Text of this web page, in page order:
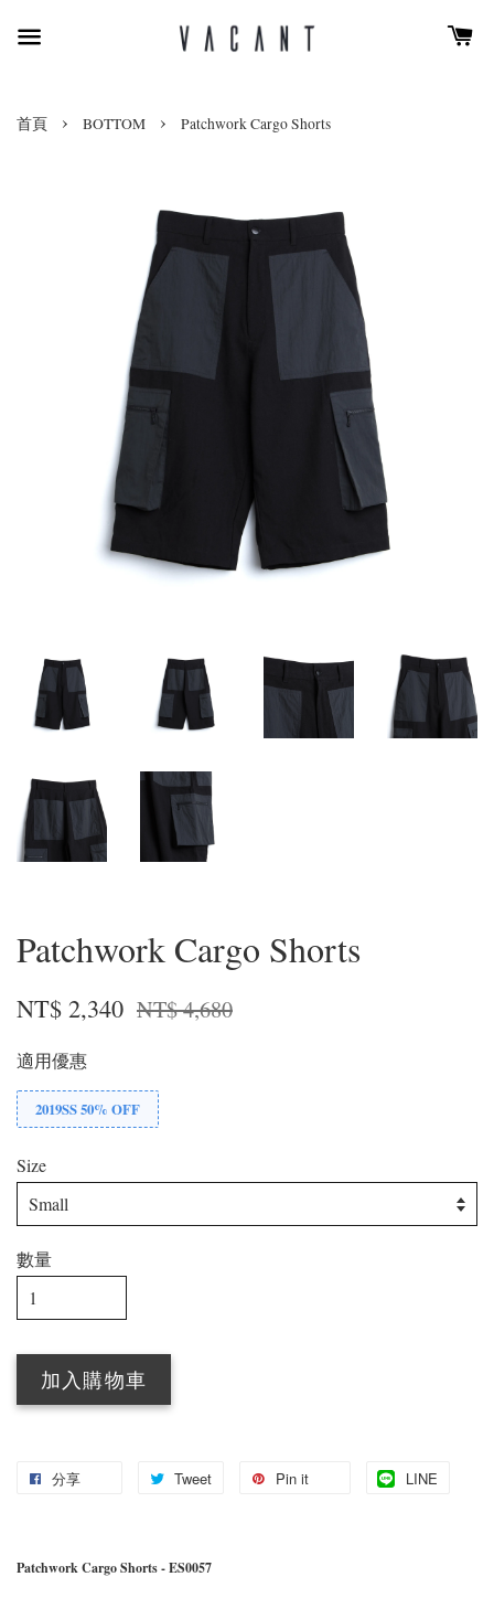
首頁 › BOTTOM › Patchwork Cargo Shorts
Patchwork Cargo Shorts
NT$ 2,340 NT$ 4,680
適用優惠
2019SS 50% OFF
Size
數量
加入購物車
分享 Tweet Pin it LINE
Patchwork Cargo Shorts - ES0057